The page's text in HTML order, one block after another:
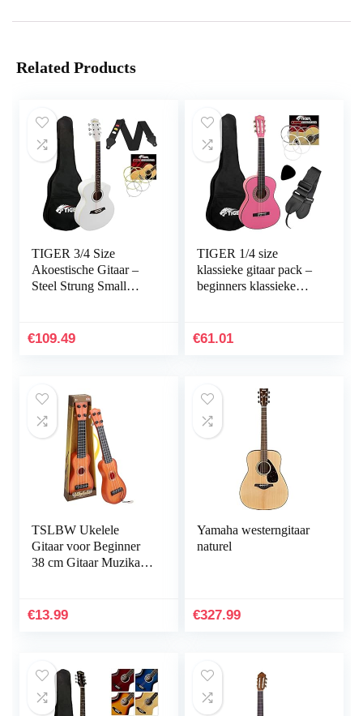
Related Products
TIGER 3/4 Size
Akoestische Gitaar –
Steel Strung Small
12 + met tas, riem,
€109.49
TIGER 1/4 size
klassieke gitaar pack –
beginners klassieke
€61.01
TSLBW Ukelele
Gitaar voor Beginner
38 cm Gitaar Muzikaal
Speelgoed Muzikale…
€13.99
Yamaha westerngitaar
naturel
€327.99